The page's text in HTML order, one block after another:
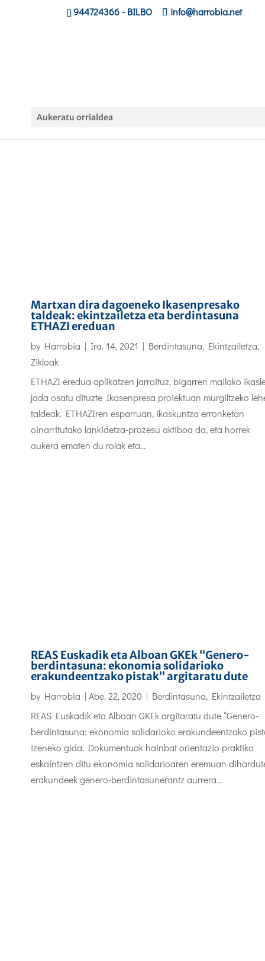
944724366- BILBO info@harrobia.net
Aukeratu orrialdea
Martxan dira dagoeneko Ikasenpresako
taldeak: ekintzailetza eta berdintasuna
ETHAZI ereduan
by Harrobia | Ira. 14, 2021 | Berdintasuna, Ekintzailetza,
Zikloak
ETHAZI eredua aplikatzen jarraituz, bigarren mailako
jada osatu dituzte Ikasenpresa proiektuan murgiltzeko
taldeak. ETHAZIren esparruan, ikaskuntza erronketan
oinarritutako lankidetza-prozesu aktiboa da, eta horrek
aukera ematen du rolak eta...
REAS Euskadik eta Alboan GKEk “Genero-
berdintasuna: ekonomia solidarioko
erakundeentzako pistak” argitaratu dute
by Harrobia | Abe. 22, 2020 | Berdintasuna, Ekintzailetza
REAS Euskadik eta Alboan GKEk argitaratu dute “Genero-
berdintasuna: ekonomia solidarioko erakundeentzako
izeneko gida. Dokumentuak hainbat orientazio praktiko
eskaintzen ditu ekonomia solidarioaren eremuan
erakundeek genero-berdintasunerantz aurrera...